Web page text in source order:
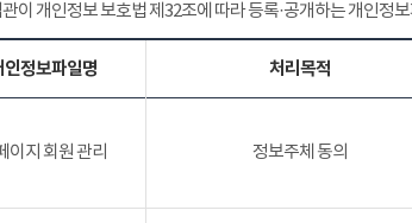
이 개인정보 보호법 제32조에 따라 등록·공개하는 개인정
인정보파일명 처리목적
이지 회원 관리 정보주체 동의